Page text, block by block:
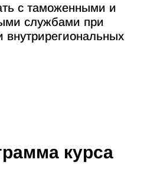
с таможенными и
службами при
курса